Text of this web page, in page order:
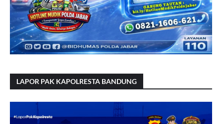
LAPOR PAK KAPOLRESTA BANDUNG